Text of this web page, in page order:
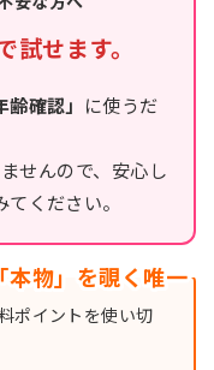
せます。
齢確認」 に使うだ
せんので、安心し
ください。
本物」を覗く唯一
ポイントを使い切